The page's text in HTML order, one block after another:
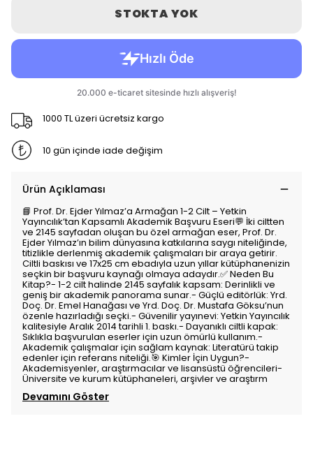
STOKTA YOK
1000 TL üzeri ücretsiz kargo
10 gün içinde iade değişim
Ürün Açıklaması
📘 Prof. Dr. Ejder Yılmaz’a Armağan 1-2 Cilt – Yetkin
Yayıncılık’tan Kapsamlı Akademik Başvuru Eseri💬 İki ciltten
ve 2145 sayfadan oluşan bu özel armağan eser, Prof. Dr.
Ejder Yılmaz’ın bilim dünyasına katkılarına saygı niteliğinde,
titizlikle derlenmiş akademik çalışmaları bir araya getirir.
Ciltli baskısı ve 17x25 cm ebadıyla uzun yıllar kütüphanenizin
seçkin bir başvuru kaynağı olmaya adaydır.✅ Neden Bu
Kitap?- 1-2 cilt halinde 2145 sayfalık kapsam: Derinlikli ve
geniş bir akademik panorama sunar.- Güçlü editörlük: Yrd.
Doç. Dr. Emel Hanağası ve Yrd. Doç. Dr. Mustafa Göksu’nun
özenle hazırladığı seçki.- Güvenilir yayınevi: Yetkin Yayıncılık
kalitesiyle Aralık 2014 tarihli 1. baskı.- Dayanıklı ciltli kapak:
Sıklıkla başvurulan eserler için uzun ömürlü kullanım.-
Akademik çalışmalar için sağlam kaynak: Literatürü takip
edenler için referans niteliği.🎯 Kimler İçin Uygun?-
Akademisyenler, araştırmacılar ve lisansüstü öğrencileri-
Üniversite ve kurum kütüphaneleri, arşivler ve araştırm
Devamını Göster